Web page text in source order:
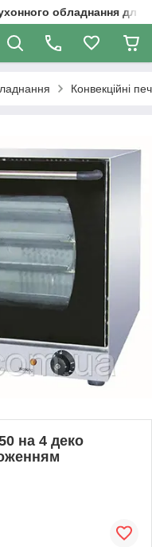
обладнання
Конвекційні
на 4 деко